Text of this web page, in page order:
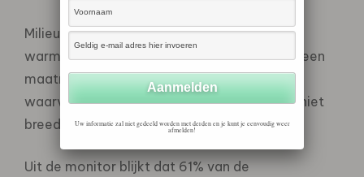
Milieu Centraal benoemt de hybride
warmtepomp in het rapport als sweetspot: een
maatregel met duidelijke CO₂-potentie,
waarvoor draagvlak bestaat, maar die nog niet
breed wordt toegepast.
Uit de monitor blijkt dat 61% van de
Uw informatie zal niet gedeeld worden met derden en je kunt je eenvoudig weer
afmelden!